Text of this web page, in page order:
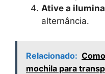
Ative a
alternância.
Relacionado:
mochila para